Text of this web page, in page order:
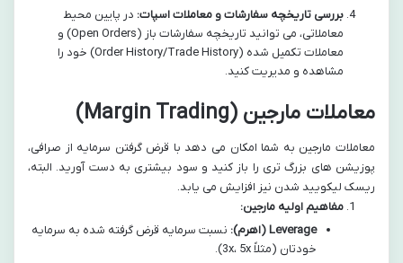
بررسی تاریخچه سفارشات و معاملات اسپات: در پایین محیط
معاملاتی، می توانید تاریخچه سفارشات باز (Open Orders) و
معاملات تکمیل شده (Order History/Trade History) خود را
مشاهده و مدیریت کنید.
معاملات مارجین (Margin Trading)
معاملات مارجین به شما امکان می دهد با قرض گرفتن سرمایه از صرافی،
پوزیشن های بزرگ تری را باز کنید و سود بیشتری به دست آورید. البته،
ریسک لیکویید شدن نیز افزایش می یابد.
مفاهیم اولیه مارجین:
Leverage (اهرم):
نسبت سرمایه قرض گرفته شده به سرمایه
خودتان (مثلاً 3x، 5x).